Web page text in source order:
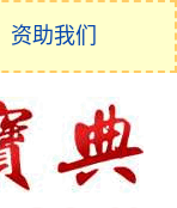
资助我们